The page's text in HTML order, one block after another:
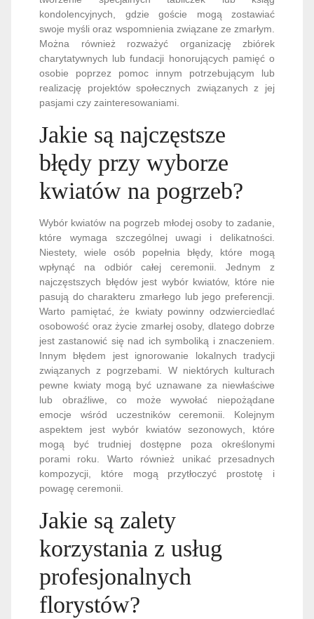
kondolencyjnych, gdzie goście mogą zostawiać
swoje myśli oraz wspomnienia związane ze zmarłym.
Można również rozważyć organizację zbiórek
charytatywnych lub fundacji honorujących pamięć o
osobie poprzez pomoc innym potrzebującym lub
realizację projektów społecznych związanych z jej
pasjami czy zainteresowaniami.
Jakie są najczęstsze
błędy przy wyborze
kwiatów na pogrzeb?
Wybór kwiatów na pogrzeb młodej osoby to zadanie,
które wymaga szczególnej uwagi i delikatności.
Niestety, wiele osób popełnia błędy, które mogą
wpłynąć na odbiór całej ceremonii. Jednym z
najczęstszych błędów jest wybór kwiatów, które nie
pasują do charakteru zmarłego lub jego preferencji.
Warto pamiętać, że kwiaty powinny odzwierciedlać
osobowość oraz życie zmarłej osoby, dlatego dobrze
jest zastanowić się nad ich symboliką i znaczeniem.
Innym błędem jest ignorowanie lokalnych tradycji
związanych z pogrzebami. W niektórych kulturach
pewne kwiaty mogą być uznawane za niewłaściwe
lub obraźliwe, co może wywołać niepożądane
emocje wśród uczestników ceremonii. Kolejnym
aspektem jest wybór kwiatów sezonowych, które
mogą być trudniej dostępne poza określonymi
porami roku. Warto również unikać przesadnych
kompozycji, które mogą przytłoczyć prostotę i
powagę ceremonii.
Jakie są zalety
korzystania z usług
profesjonalnych
florystów?